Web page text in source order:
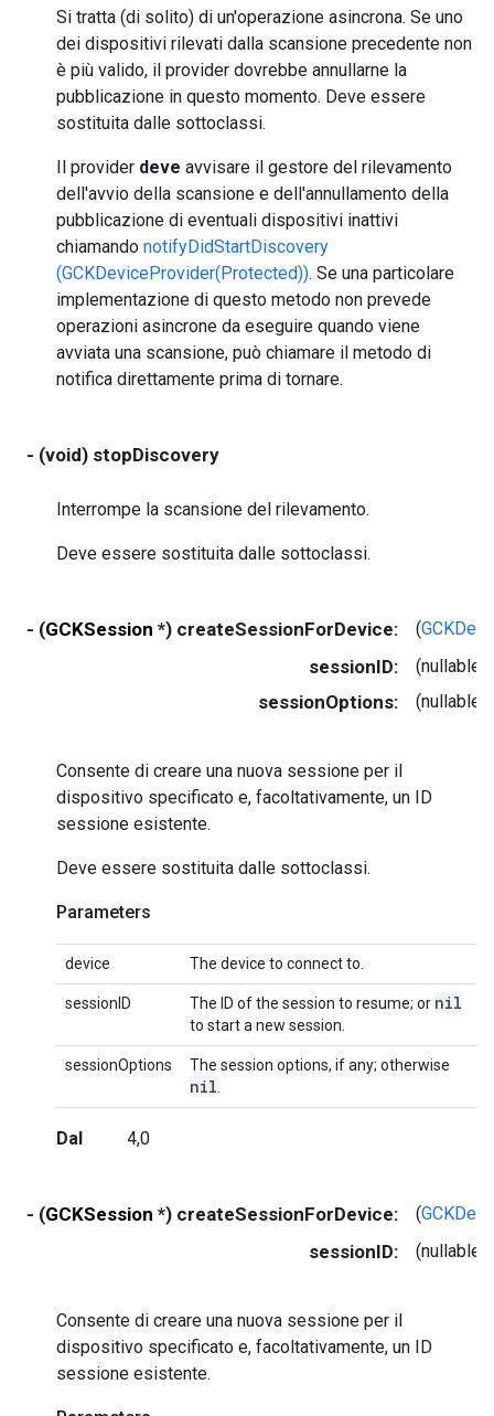
Si tratta (di solito) di un'operazione asincrona. Se uno
dei dispositivi rilevati dalla scansione precedente non
è più valido, il provider dovrebbe annullarne la
pubblicazione in questo momento. Deve essere
sostituita dalle sottoclassi.
Il provider deve avvisare il gestore del rilevamento
dell'avvio della scansione e dell'annullamento della
pubblicazione di eventuali dispositivi inattivi
chiamando notifyDidStartDiscovery
(GCKDeviceProvider(Protected)). Se una particolare
implementazione di questo metodo non prevede
operazioni asincrone da eseguire quando viene
avviata una scansione, può chiamare il metodo di
notifica direttamente prima di tornare.
- (void) stopDiscovery
Interrompe la scansione del rilevamento.
Deve essere sostituita dalle sottoclassi.
- (GCKSession *) createSessionForDevice: (
sessionID: (nullable
sessionOptions: (nullable
Consente di creare una nuova sessione per il
dispositivo specificato e, facoltativamente, un ID
sessione esistente.
Deve essere sostituita dalle sottoclassi.
Parameters
device The device to connect to.
sessionID The ID of the session to resume; or nil
to start a new session.
sessionOptions The session options, if any; otherwise
nil
Dal 4,0
- (GCKSession *) createSessionForDevice: (
sessionID: (nullable
Consente di creare una nuova sessione per il
dispositivo specificato e, facoltativamente, un ID
sessione esistente.